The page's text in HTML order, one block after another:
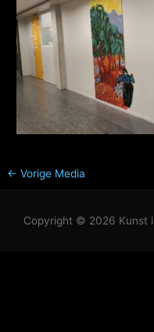
← Vorige Media
Copyright © 2026 Kunst